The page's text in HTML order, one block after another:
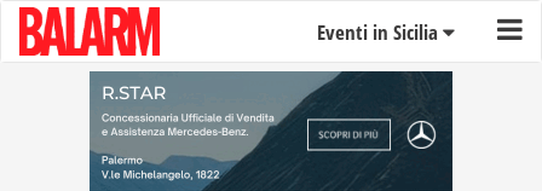
Eventi in Sicilia